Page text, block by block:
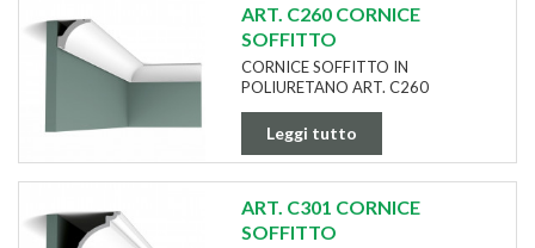
ART. C260 CORNICE
SOFFITTO
CORNICE SOFFITTO IN
POLIURETANO ART. C260
Leggi tutto
ART. C301 CORNICE
SOFFITTO